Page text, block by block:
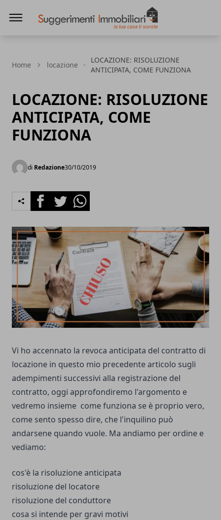
Home locazione
LOCAZIONE: RISOLUZIONE
ANTICIPATA, COME FUNZIONA
LOCAZIONE: RISOLUZIONE
ANTICIPATA, COME
FUNZIONA
di Redazione30/10/2019
FacebookTwitterWhatsapp
Vi ho accennato la revoca anticipata del contratto di
locazione in questo mio precedente articolo sugli
adempimenti successivi alla registrazione del
contratto, oggi approfondiremo l'argomento e
vedremo insieme come funziona se è proprio vero,
come sento spesso dire, che l'inquilino può
andarsene quando vuole. Ma andiamo per ordine e
vediamo:
cos'è la risoluzione anticipata
risoluzione del locatore
risoluzione del conduttore
cosa si intende per gravi motivi